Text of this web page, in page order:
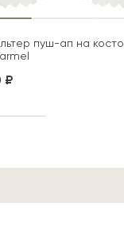
пуш-ап на
₽